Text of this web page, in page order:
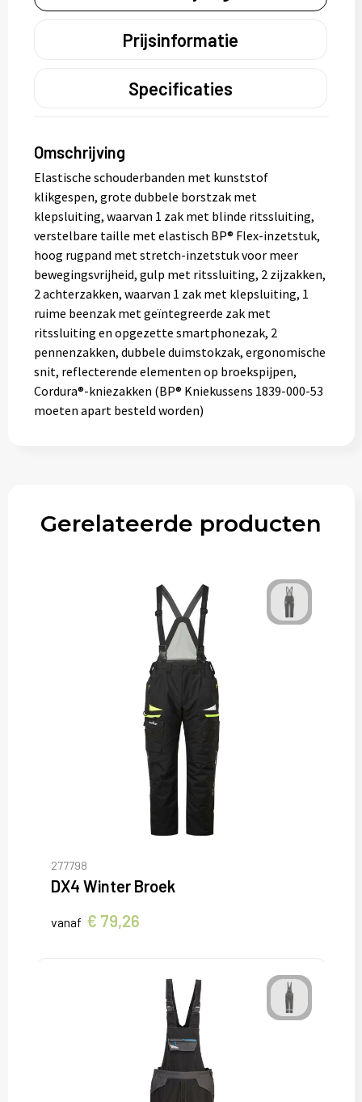
Prijsinformatie
Specificaties
Omschrijving
Elastische schouderbanden met kunststof
klikgespen, grote dubbele borstzak met
klepsluiting, waarvan 1 zak met blinde ritssluiting,
verstelbare taille met elastisch BP® Flex-inzetstuk,
hoog rugpand met stretch-inzetstuk voor meer
bewegingsvrijheid, gulp met ritssluiting, 2 zijzakken,
2 achterzakken, waarvan 1 zak met klepsluiting, 1
ruime beenzak met geïntegreerde zak met
ritssluiting en opgezette smartphonezak, 2
pennenzakken, dubbele duimstokzak, ergonomische
snit, reflecterende elementen op broekspijpen,
Cordura®-kniezakken (BP® Kniekussens 1839-000-53
moeten apart besteld worden)
Gerelateerde producten
277798
DX4 Winter Broek
vanaf € 79,26